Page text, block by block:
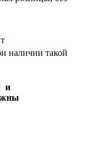
наличии такой
и